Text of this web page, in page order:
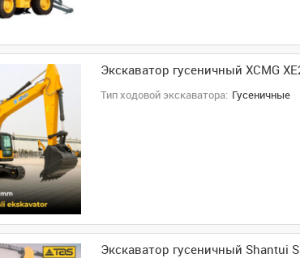
Экскаватор гусеничный XCMG
Тип ходовой экскаватора: Гусеничные
Экскаватор гусеничный Shantui